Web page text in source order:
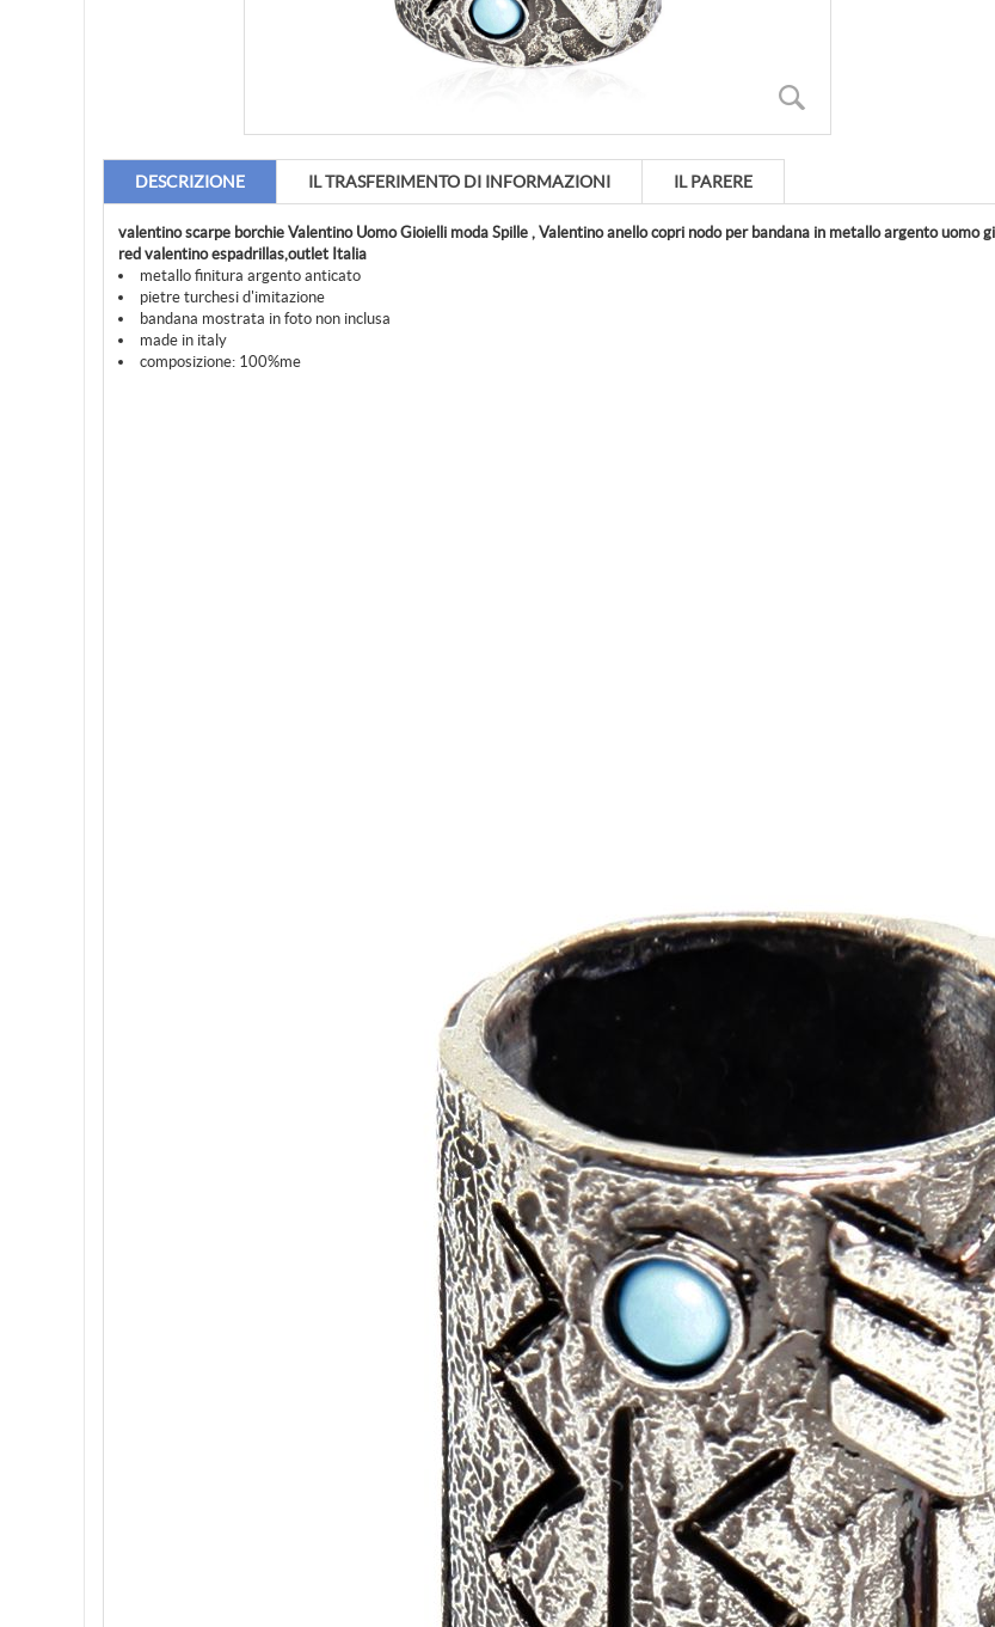
DESCRIZIONE IL TRASFERIMENTO DI INFORMAZIONI IL PARERE
valentino scarpe borchie Valentino Uomo Gioielli moda Spille , Valentino anello copri nodo per bandana in metallo argento
red valentino espadrillas,outlet Italia
metallo finitura argento anticato
pietre turchesi d'imitazione
bandana mostrata in foto non inclusa
made in italy
composizione: 100%me